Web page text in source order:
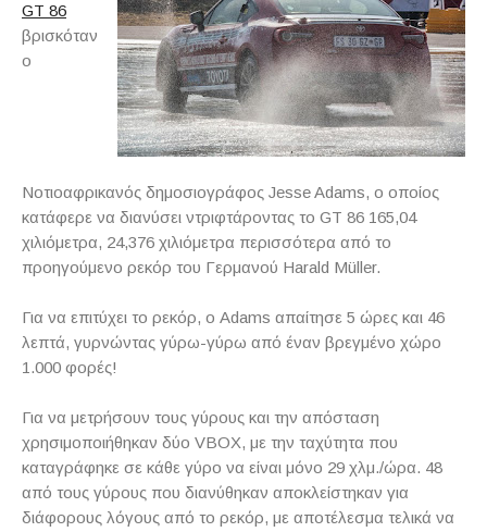
GT 86
βρισκόταν
ο
Νοτιοαφρικανός δημοσιογράφος Jesse Adams, ο οποίος
κατάφερε να διανύσει ντριφτάροντας το GT 86 165,04
χιλιόμετρα, 24,376 χιλιόμετρα περισσότερα από το
προηγούμενο ρεκόρ του Γερμανού Harald Müller.
Για να επιτύχει το ρεκόρ, ο Adams απαίτησε 5 ώρες και 46
λεπτά, γυρνώντας γύρω-γύρω από έναν βρεγμένο χώρο
1.000 φορές!
Για να μετρήσουν τους γύρους και την απόσταση
χρησιμοποιήθηκαν δύο VBOX, με την ταχύτητα που
καταγράφηκε σε κάθε γύρο να είναι μόνο 29 χλμ./ώρα. 48
από τους γύρους που διανύθηκαν αποκλείστηκαν για
διάφορους λόγους από το ρεκόρ, με αποτέλεσμα τελικά να